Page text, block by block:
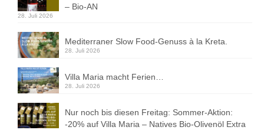
Kontakt
Downloads
Datenschutz
Impressum
– Bio-AN
28. Juli 2026
Mediterraner Slow Food-Genuss à la Kreta.
28. Juli 2026
Villa Maria macht Ferien…
28. Juli 2026
Nur noch bis diesen Freitag: Sommer-Aktion:
-20% auf Villa Maria – Natives Bio-Olivenöl Extra